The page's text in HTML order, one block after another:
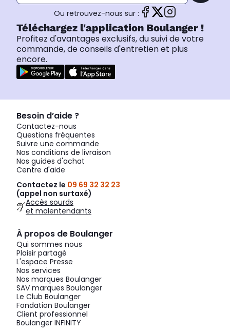
Ou retrouvez-nous sur :
Téléchargez l'application Boulanger !
Profitez d'avantages exclusifs, du suivi de votre
commande, de conseils d'entretien et plus
encore.
Besoin d’aide ?
Contactez-nous
Questions fréquentes
Suivre une commande
Nos conditions de livraison
Nos guides d'achat
Centre d'aide
Contactez le 09 69 32 32 23
(appel non surtaxé)
Accès sourds
et malentendants
À propos de Boulanger
Qui sommes nous
Plaisir partagé
L'espace Presse
Nos services
Nos marques Boulanger
SAV marques Boulanger
Le Club Boulanger
Fondation Boulanger
Client professionnel
Boulanger INFINITY